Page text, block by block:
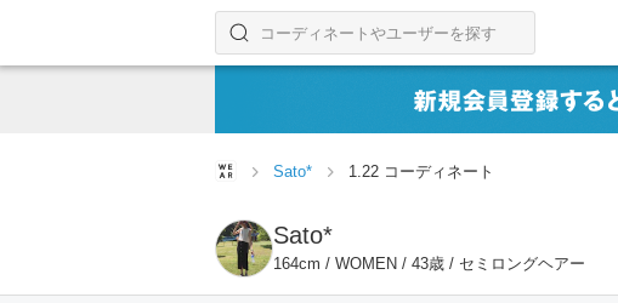
コーディネートやユーザーを探す
検索する
Sato* 1.22 コーディネート
Sato*
164cm / WOMEN / 43歳 / セミロングヘアー